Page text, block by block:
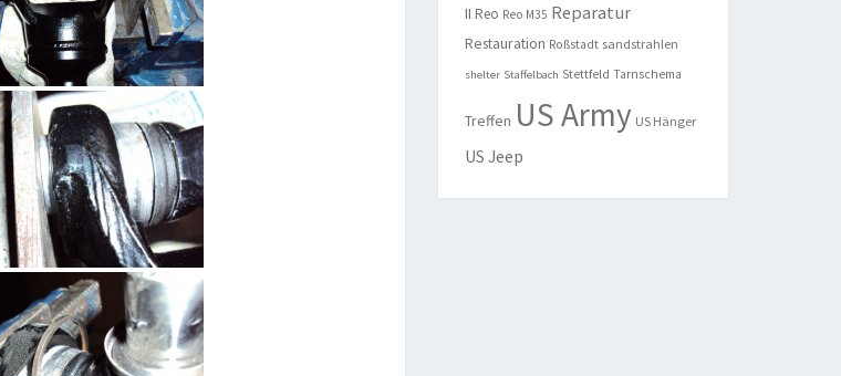
II Reo Reo M35 Reparatur
Restauration Roßstadt sandstrahlen
shelter Staffelbach Stettfeld Tarnschema
Treffen US Army US Hänger
US Jeep